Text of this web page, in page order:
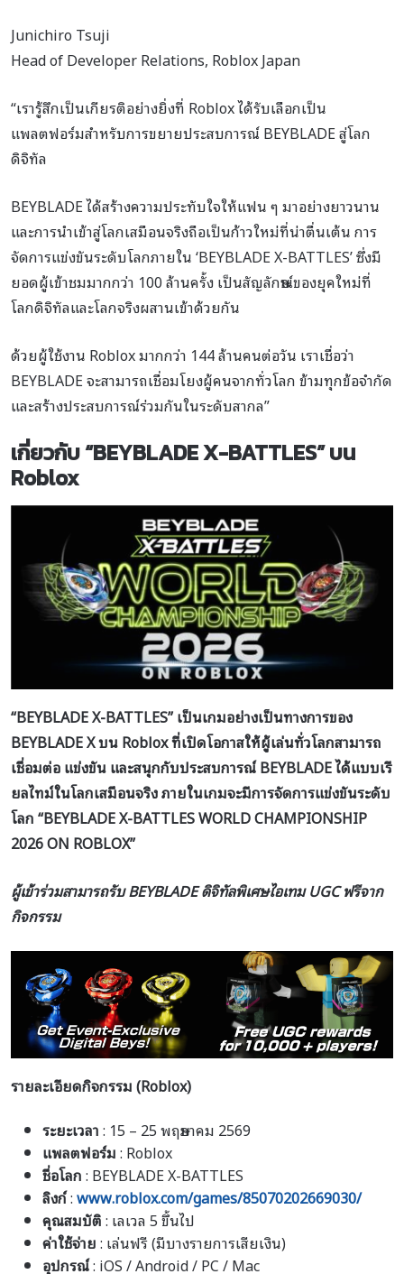
Junichiro Tsuji
Head of Developer Relations, Roblox Japan
“เรารู้สึกเป็นเกียรติอย่างยิ่งที่ Roblox ได้รับเลือกเป็น
แพลตฟอร์มสำหรับการขยายประสบการณ์ BEYBLADE สู่โลก
ดิจิทัล
BEYBLADE ได้สร้างความประทับใจให้แฟน ๆ มาอย่างยาวนาน
และการนำเข้าสู่โลกเสมือนจริงถือเป็นก้าวใหม่ที่น่าตื่นเต้น การ
จัดการแข่งขันระดับโลกภายใน ‘BEYBLADE X-BATTLES’ ซึ่งมี
ยอดผู้เข้าชมมากกว่า 100 ล้านครั้ง เป็นสัญลักษณ์ของยุคใหม่ที่
โลกดิจิทัลและโลกจริงผสานเข้าด้วยกัน
ด้วยผู้ใช้งาน Roblox มากกว่า 144 ล้านคนต่อวัน เราเชื่อว่า
BEYBLADE จะสามารถเชื่อมโยงผู้คนจากทั่วโลก ข้ามทุกข้อจำกัด
และสร้างประสบการณ์ร่วมกันในระดับสากล”
เกี่ยวกับ “BEYBLADE X-BATTLES” บน
Roblox
“BEYBLADE X-BATTLES” เป็นเกมอย่างเป็นทางการของ
BEYBLADE X บน Roblox ที่เปิดโอกาสให้ผู้เล่นทั่วโลกสามารถ
เชื่อมต่อ แข่งขัน และสนุกกับประสบการณ์ BEYBLADE ได้แบบเรี
ยลไทม์ในโลกเสมือนจริงภายในเกมจะมีการจัดการแข่งขันระดับ
โลก “BEYBLADE X-BATTLES WORLD CHAMPIONSHIP
2026 ON ROBLOX”
ผู้เข้าร่วมสามารถรับBEYBLADE ดิจิทัลพิเศษไอเทม UGC ฟรีจาก
กิจกรรม
รายละเอียดกิจกรรม (Roblox)
ระยะเวลา: 15 – 25 พฤษภาคม 2569
แพลตฟอร์ม: Roblox
ชื่อโลก: BEYBLADE X-BATTLES
ลิงก์:www.roblox.com/games/85070202669030/
คุณสมบัติ: เลเวล 5 ขึ้นไป
ค่าใช้จ่าย: เล่นฟรี (มีบางรายการเสียเงิน)
อุปกรณ์: iOS / Android / PC / Mac